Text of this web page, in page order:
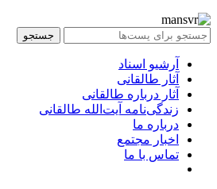
جستجو
آرشیو اسناد
آثار طالقانی
آثار درباره طالقانی
زندگی‌نامه آیت‌الله طالقانی
درباره ما
اخبار مجتمع
تماس با ما